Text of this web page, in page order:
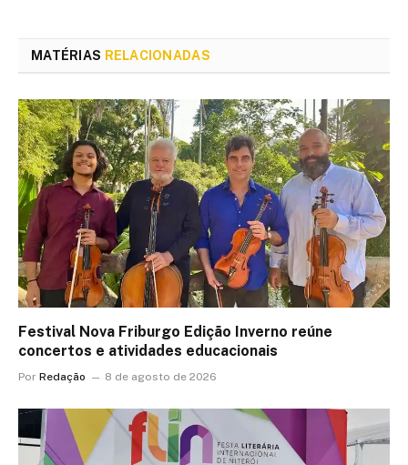
MATÉRIAS RELACIONADAS
Festival Nova Friburgo Edição Inverno reúne
concertos e atividades educacionais
Por Redação 8 de agosto de 2026